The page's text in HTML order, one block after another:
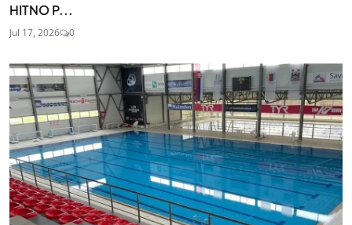
HITNO P...
Jul 17, 2026 0